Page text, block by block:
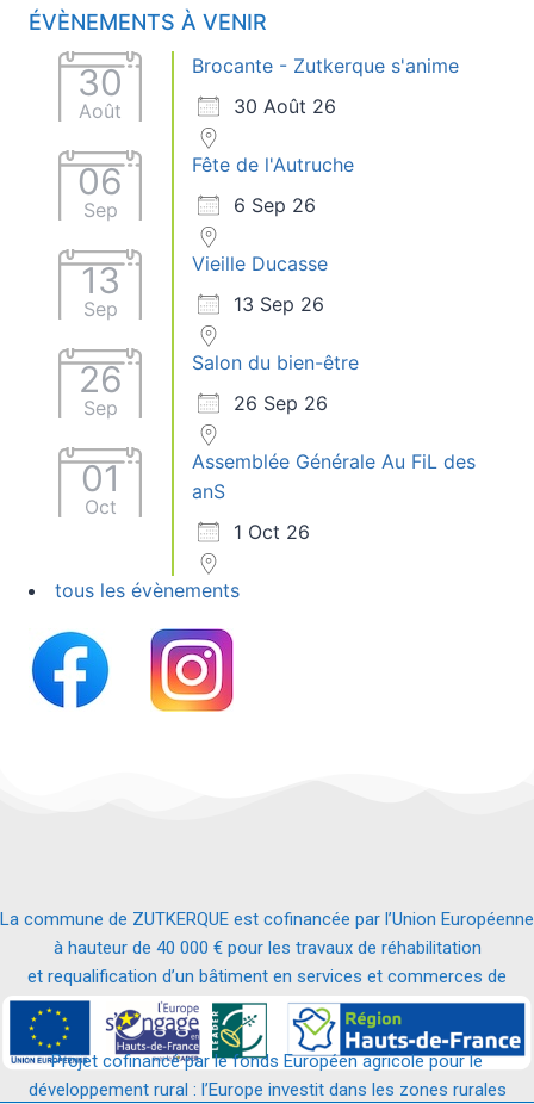
ÉVÈNEMENTS À VENIR
30
Août
Brocante - Zutkerque s'anime
30 Août 26
06
Sep
Fête de l'Autruche
6 Sep 26
13
Sep
Vieille Ducasse
13 Sep 26
26
Sep
Salon du bien-être
26 Sep 26
01
Oct
Assemblée Générale Au FiL des
anS
1 Oct 26
tous les évènements
La commune de ZUTKERQUE est cofinancée par l’Union Européenne
à hauteur de 40 000 € pour les travaux de réhabilitation
et requalification d’un bâtiment en services et commerces de
proximité.
Projet cofinancé par le fonds Européen agricole pour le
développement rural : l’Europe investit dans les zones rurales